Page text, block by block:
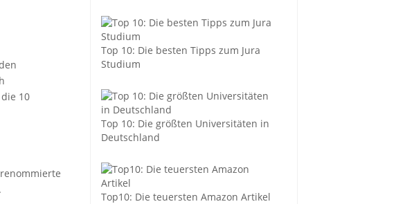
10
Top 10: Die besten Tipps zum Jura
Studium
Top 10: Die größten Universitäten in
Deutschland
Top10: Die teuersten Amazon Artikel